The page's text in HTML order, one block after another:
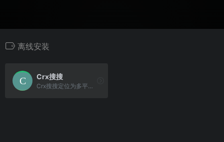
离线安装
Crx搜搜
Crx搜搜定位为多平台浏览器扩展下载与安装工具，主要提供 crx、xpi 等扩展安装包的搜索与获取服务。